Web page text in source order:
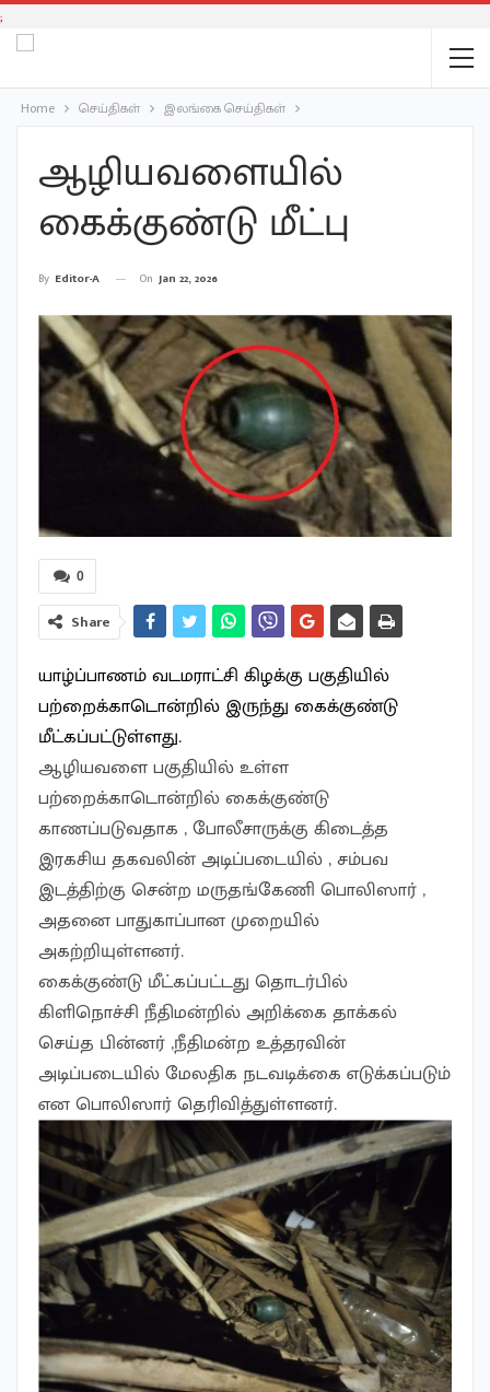
;
Home செய்திகள் இலங்கை செய்திகள்
ஆழியவளையில்
கைக்குண்டு மீட்பு
By Editor-A On Jan 22, 2026
0
Share
யாழ்ப்பாணம் வடமராட்சி கிழக்கு பகுதியில்
பற்றைக்காடொன்றில் இருந்து கைக்குண்டு
மீட்கப்பட்டுள்ளது.
ஆழியவளை பகுதியில் உள்ள
பற்றைக்காடொன்றில் கைக்குண்டு
காணப்படுவதாக , போலீசாருக்கு கிடைத்த
இரகசிய தகவலின் அடிப்படையில் , சம்பவ
இடத்திற்கு சென்ற மருதங்கேணி பொலிஸார் ,
அதனை பாதுகாப்பான முறையில்
அகற்றியுள்ளனர்.
கைக்குண்டு மீட்கப்பட்டது தொடர்பில்
கிளிநொச்சி நீதிமன்றில் அறிக்கை தாக்கல்
செய்த பின்னர் ,நீதிமன்ற உத்தரவின்
அடிப்படையில் மேலதிக நடவடிக்கை எடுக்கப்படும்
என பொலிஸார் தெரிவித்துள்ளனர்.